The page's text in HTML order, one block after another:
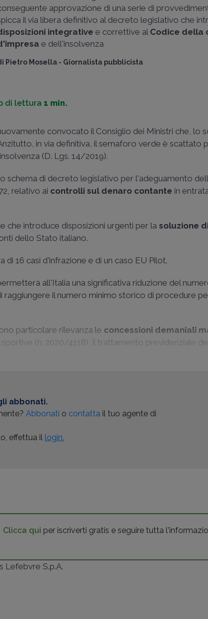
approvazione di una serie di
il via libera definitivo al decreto legislativo che
integrative e correttive al Codice della
e dell'insolvenza
Pietro Mosella - Giornalista pubblicista
di lettura1 min.
convocato il Consiglio dei Ministri che, lo
in via definitiva, il semaforo verde è scattato
(D. Lgs. 14/2019).
schema di decreto legislativo per l'adeguamento
relativo ai controlli sul denaro contante in
che introduce disposizioni urgenti per la soluzione
dello Stato italiano.
16 casi d'infrazione e di un caso EU Pilot.
all'Italia una significativa riduzione del
il numero minimo storico di procedure
particolare rilevanza le concessioni demaniali
(n. 2020/4118), il trattamento previdenziale
abbonati.
Abbonati o contatta il tuo agente di
effettua il login.
Clicca qui per iscriverti gratis e seguire tutta
Lefebvre S.p.A.